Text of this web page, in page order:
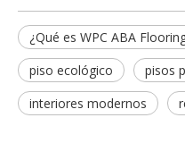
¿Qué es WPC ABA
piso ecológico
pisos
interiores modernos